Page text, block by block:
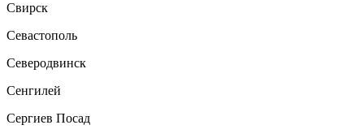
Свирск
Севастополь
Северодвинск
Сенгилей
Сергиев Посад